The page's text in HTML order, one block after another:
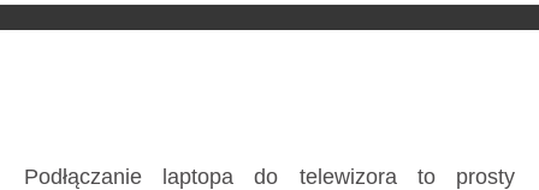
Podłączanie laptopa do telewizora to prosty